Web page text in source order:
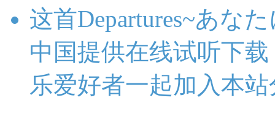
这首Departures~あな
中国提供在线试听下
乐爱好者一起加入本